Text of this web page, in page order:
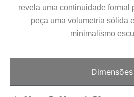
revela uma continuidade formal
peça uma volumetria sólida
minimalismo
Dimensões